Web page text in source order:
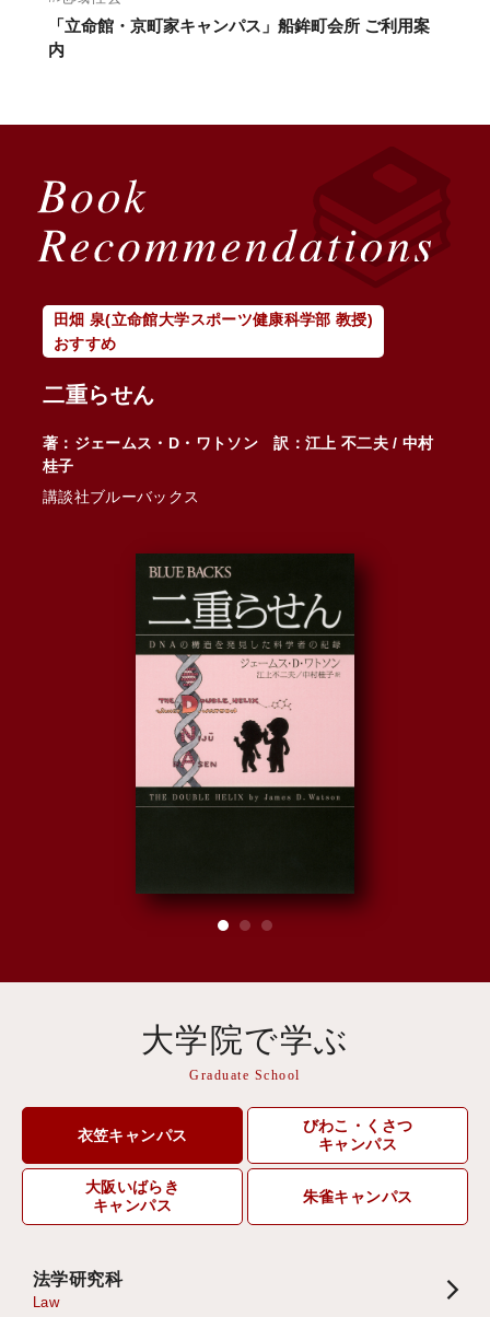
「立命館・京町家キャンパス」船鉾町会所 ご利用案
内
田畑 泉(立命館大学スポーツ健康科学部 教授)
おすすめ
二重らせん
著：ジェームス・D・ワトソン 訳：江上 不二夫 / 中村
桂子
講談社ブルーバックス
大学院で学ぶ
Graduate School
衣笠キャンパス
びわこ・くさつ
キャンパス
大阪いばらき
キャンパス
朱雀キャンパス
法学研究科
Law